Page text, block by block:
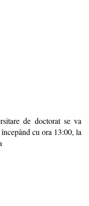
de doctorat se va
cu ora 13:00, la